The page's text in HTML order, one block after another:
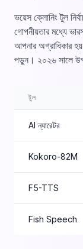
ভয়েস ক্লোনিং টুল
গোপনীয়তার মধ্যে
আপনার অগ্রাধিকার
পড়ুন। ২০২৬ সালে
টুল
AI ন্যারেটর
Kokoro-82M
F5-TTS
Fish Speech